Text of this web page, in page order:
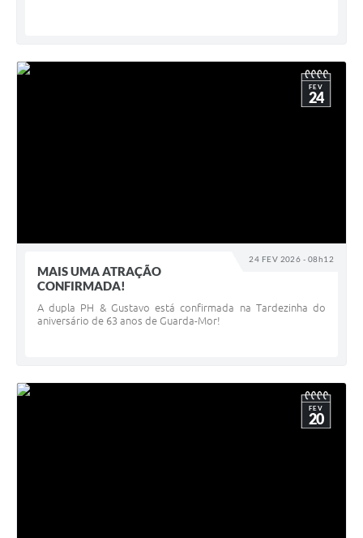
24 FEV 2026 - 08h12
FEV
24
MAIS UMA ATRAÇÃO
CONFIRMADA!
A dupla PH & Gustavo está confirmada na Tardezinha do
aniversário de 63 anos de Guarda-Mor!
FEV
20